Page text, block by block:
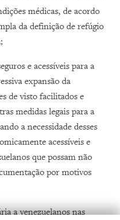
médicas, de acordo
da definição de refúgio
e acessíveis para a
expansão da
de visto facilitados e
medidas legais para a
a necessidade desses
acessíveis e
que possam não
por motivos
a venezuelanos nas